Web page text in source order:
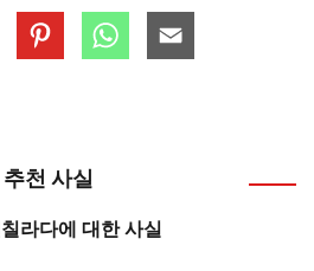
추천 사실
라다에 대한 사실